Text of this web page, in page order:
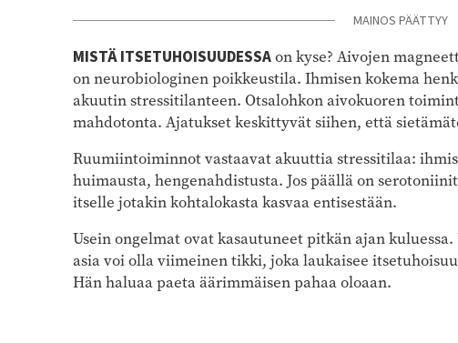
MAINOS PÄÄTTYY
MISTÄ ITSETUHOISUUDESSAon kyse? Aivojen
on neurobiologinen poikkeustila. Ihmisen kokema
akuutin stressitilanteen. Otsalohkon aivokuoren
mahdotonta. Ajatukset keskittyvät siihen, että
Ruumiintoiminnot vastaavat akuuttia stressitilaa:
huimausta, hengenahdistusta. Jos päällä on
itselle jotakin kohtalokasta kasvaa entisestään.
Usein ongelmat ovat kasautuneet pitkän ajan
asia voi olla viimeinen tikki, joka laukaisee
Hän haluaa paeta äärimmäisen pahaa oloaan.